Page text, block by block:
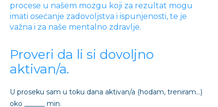
procese u našem mozgu koji za rezultat mogu
imati osećanje zadovoljstva i ispunjenosti, te je
važna i za naše mentalno zdravlje.
Proveri da li si dovoljno
aktivan/a.
U proseku sam u toku dana aktivan/a (hodam, treniram…)
oko ______ min.